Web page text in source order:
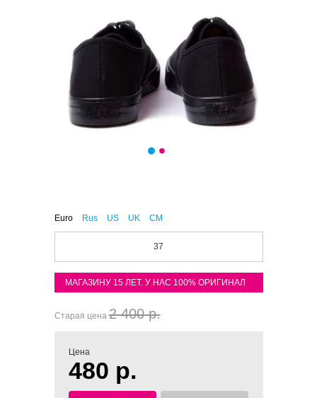
Euro Rus US UK CM
37
МАГАЗИНУ 15 ЛЕТ. У НАС 100% ОРИГИНАЛ
Старая цена2 400 р.
Цена
480 р.